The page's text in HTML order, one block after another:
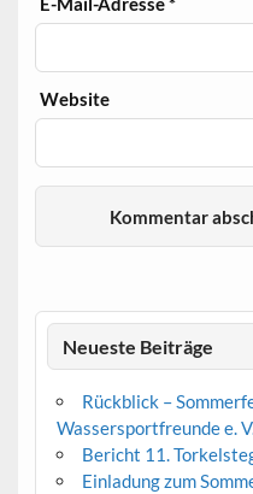
Website
Neueste Beiträge
Rückblick –
Wassersportfreunde e.
Bericht 11.
Einladung zum